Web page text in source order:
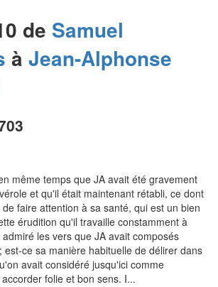
de Samuel
à Jean-Alphonse
même temps que JA avait été gravement
et qu'il était maintenant rétabli, ce dont
faire attention à sa santé, qui est un bien
érudition qu'il travaille constamment à
les vers que JA avait composés
est-ce sa manière habituelle de délirer dans
avait considéré jusqu'ici comme
folie et bon sens. I...